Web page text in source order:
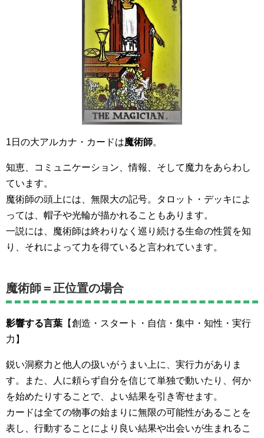
1日の大アルカナ・カードは魔術師。
知恵、コミュニケーション、情報、そして魔力をあらわし
ています。
魔術師の頭上には、無限大の記号。タロット・デッキによ
っては、帽子や光輪が描かれることもあります。
一説には、魔術師は終わりなく巡り続ける生命の性質を知
り、それによって力を得ていると言われています。
魔術師＝正位置の場合
影響する言葉 【創造・スタート・自信・集中・知性・実行
力】
鋭い洞察力と他人の扱いがうまい上に、実行力がありま
す。また、人に頼らず自分を信じて単独で動いたり、何か
を始めたりすることで、よい結果を引き寄せます。
カードは全ての物事の始まりに無限の可能性があることを
表し、行動することにより良い結果や出会いが生まれるこ